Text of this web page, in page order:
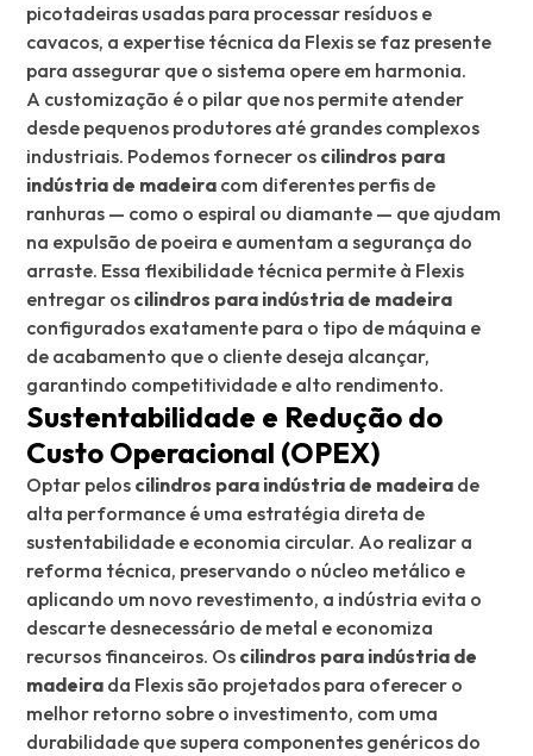
picotadeiras usadas para processar resíduos e
cavacos, a expertise técnica da Flexis se faz presente
para assegurar que o sistema opere em harmonia.
A customização é o pilar que nos permite atender
desde pequenos produtores até grandes complexos
industriais. Podemos fornecer os cilindros para
indústria de madeira com diferentes perfis de
ranhuras — como o espiral ou diamante — que ajudam
na expulsão de poeira e aumentam a segurança do
arraste. Essa flexibilidade técnica permite à Flexis
entregar os cilindros para indústria de madeira
configurados exatamente para o tipo de máquina e
de acabamento que o cliente deseja alcançar,
garantindo competitividade e alto rendimento.
Sustentabilidade e Redução do
Custo Operacional (OPEX)
Optar pelos cilindros para indústria de madeira de
alta performance é uma estratégia direta de
sustentabilidade e economia circular. Ao realizar a
reforma técnica, preservando o núcleo metálico e
aplicando um novo revestimento, a indústria evita o
descarte desnecessário de metal e economiza
recursos financeiros. Os cilindros para indústria de
madeira da Flexis são projetados para oferecer o
melhor retorno sobre o investimento, com uma
durabilidade que supera componentes genéricos do